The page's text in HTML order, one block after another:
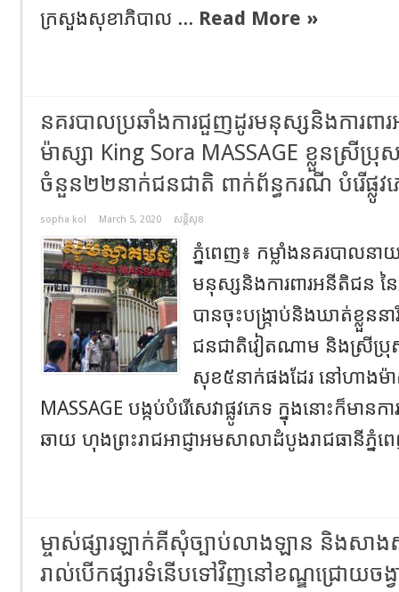
ក្រសួងសុខាភិបាល ... Read More »
នគរបាលប្រឆាំងការជួញដូរមនុស្សនិងការព
ម៉ាស្សា King Sora MASSAGE ខ្លួនស្រីប្
ចំនួន២២នាក់ជនជាតិ ពាក់ព័ន្ធករណី បំរើផ្លូវ
sopha kol March 5, 2020 សន្តិសុខ
ភ្នំពេញ៖ កម្លាំងនគរបាលនា
មនុស្សនិងការពារអនីតិជន នៃ
បានចុះបង្ក្រាប់និងឃាត់ខ្លួនន
ជនជាតិវៀតណាម និងស្រីប្រុ
សុខ៥នាក់ផងដែរ នៅហាងម៉
MASSAGE បង្កប់បំរើសេវាផ្លូវភេទ ក្នុងនោះក៏ម
ឆាយ ហុងព្រះរាជអាជ្ញាអមសាលាដំបូងរាជធានីភ្នំ
ម្ចាស់ផ្សារឡាក់គីសុំច្បាប់លាងឡាន និងសាង
រាល់បើកផ្សារទំនើបទៅវិញនៅខណ្ឌជ្រោយចង្វ